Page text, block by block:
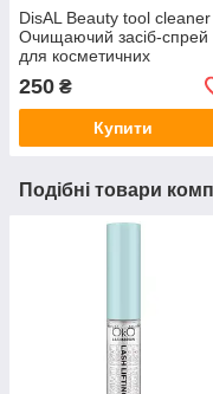
DisAL Beauty tool cleaner
Очищаючий засіб-спрей
для косметичних
250 ₴
Купити
Подібні товари